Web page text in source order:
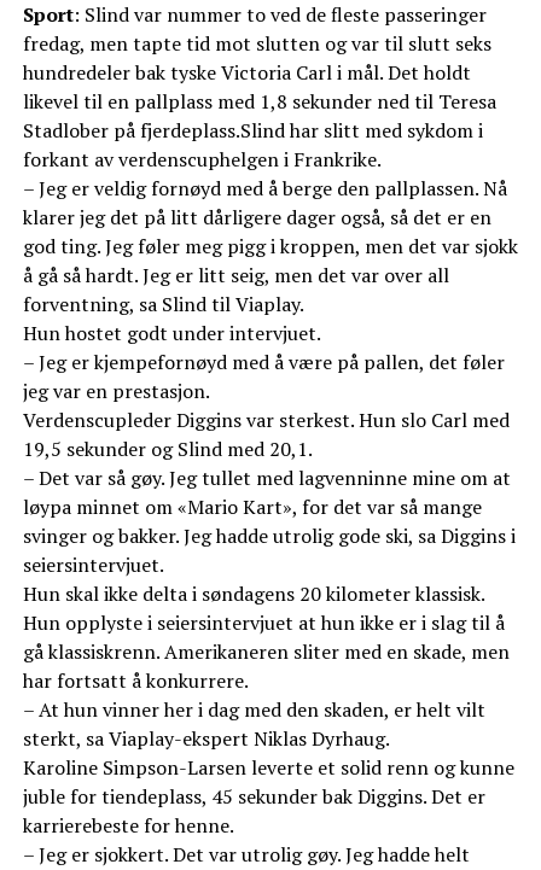
Sport: Slind var nummer to ved de fleste passeringer
fredag, men tapte tid mot slutten og var til slutt seks
hundredeler bak tyske Victoria Carl i mål. Det holdt
likevel til en pallplass med 1,8 sekunder ned til Teresa
Stadlober på fjerdeplass.Slind har slitt med sykdom i
forkant av verdenscuphelgen i Frankrike.
– Jeg er veldig fornøyd med å berge den pallplassen. Nå
klarer jeg det på litt dårligere dager også, så det er en
god ting. Jeg føler meg pigg i kroppen, men det var sjokk
å gå så hardt. Jeg er litt seig, men det var over all
forventning, sa Slind til Viaplay.
Hun hostet godt under intervjuet.
– Jeg er kjempefornøyd med å være på pallen, det føler
jeg var en prestasjon.
Verdenscupleder Diggins var sterkest. Hun slo Carl med
19,5 sekunder og Slind med 20,1.
– Det var så gøy. Jeg tullet med lagvenninne mine om at
løypa minnet om «Mario Kart», for det var så mange
svinger og bakker. Jeg hadde utrolig gode ski, sa Diggins i
seiersintervjuet.
Hun skal ikke delta i søndagens 20 kilometer klassisk.
Hun opplyste i seiersintervjuet at hun ikke er i slag til å
gå klassiskrenn. Amerikaneren sliter med en skade, men
har fortsatt å konkurrere.
– At hun vinner her i dag med den skaden, er helt vilt
sterkt, sa Viaplay-ekspert Niklas Dyrhaug.
Karoline Simpson-Larsen leverte et solid renn og kunne
juble for tiendeplass, 45 sekunder bak Diggins. Det er
karrierebeste for henne.
– Jeg er sjokkert. Det var utrolig gøy. Jeg hadde helt